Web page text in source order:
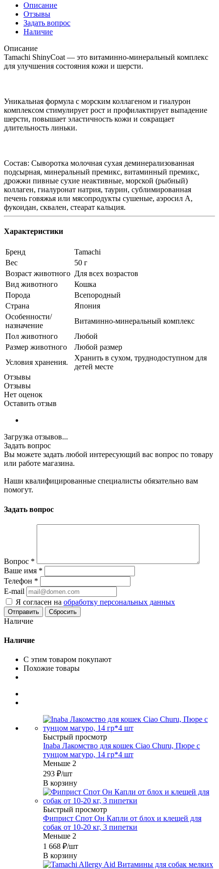
Описание
Отзывы
Задать вопрос
Наличие
Описание
Tamachi ShinyCoat — это витаминно-минеральный комплекс
для улучшения состояния кожи и шерсти.
Уникальная формула с морским коллагеном и гиалурон
комплексом стимулирует рост и профилактирует выпадение
шерсти, повышает эластичность кожи и сокращает
длительность линьки.
Состав: Сыворотка молочная сухая деминерализованная
подсырная, минеральный премикс, витаминный премикс,
дрожжи пивные сухие неактивные, морской (рыбный)
коллаген, гиалуронат натрия, таурин, сублимированная
печень говяжья или мясопродукты сушеные, аэросил А,
фукоидан, сквален, стеарат кальция.
Характеристики
Бренд
Tamachi
Вес
50 г
Возраст животного Для всех возрастов
Вид животного
Кошка
Порода
Всепородный
Страна
Япония
Особенности/
назначение
Витаминно-минеральный комплекс
Пол животного
Любой
Размер животного
Любой размер
Условия хранения.
Хранить в сухом, труднодоступном для
детей месте
Отзывы
Отзывы
Нет оценок
Оставить отзыв
Загрузка отзывов...
Задать вопрос
Вы можете задать любой интересующий вас вопрос по товару
или работе магазина.
Наши квалифицированные специалисты обязательно вам
помогут.
Задать вопрос
Вопрос *
Ваше имя *
Телефон *
E-mail
Я согласен на обработку персональных данных
Сбросить
Наличие
Наличие
С этим товаром покупают
Похожие товары
Быстрый просмотр
Inaba Лакомство для кошек Ciao Churu, Пюре с
тунцом магуро, 14 гр*4 шт
Меньше 2
293 ₽/шт
В корзину
Быстрый просмотр
Фиприст Спот Он Капли от блох и клещей для
собак от 10-20 кг, 3 пипетки
Меньше 2
1 668 ₽/шт
В корзину